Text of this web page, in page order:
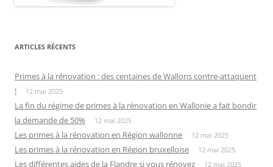
ARTICLES RÉCENTS
Primes à la rénovation : des centaines de Wallons contre-attaquent
!
12 mai 2025
La fin du régime de primes à la rénovation en Wallonie a fait bondir
la demande de 50%
12 mai 2025
Les primes à la rénovation en Région wallonne 12 mai 2025
Les primes à la rénovation en Région bruxelloise 12 mai 2025
Les différentes aides de la Flandre si vous rénovez 12 mai 2025